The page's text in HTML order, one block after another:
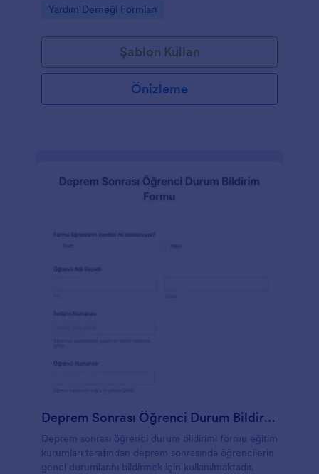
almayı kabul edebilecekleri ve gönüllü olabilecekleri
Go to Category:
Yardım Derneği Formları
Şablon Kullan
Önizleme
Deprem Sonrası Öğrenci Durum Bildirim Formu
Deprem sonrası öğrenci durum bildirimi formu eğitim
kurumları tarafından deprem sonrasında öğrencilerin
genel durumlarını bildirmek için kullanılmaktadır.